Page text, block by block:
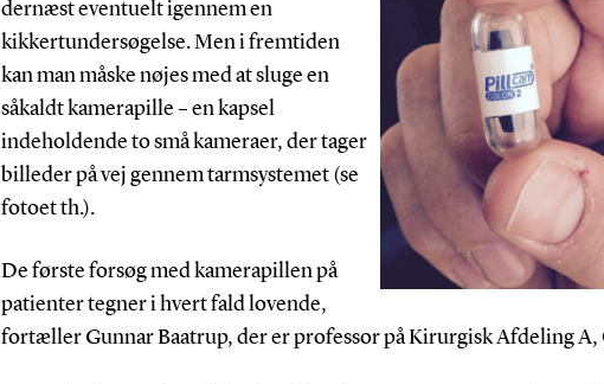
dernæst eventuelt igennem en
kikkertundersøgelse. Men i fremtiden
kan man måske nøjes med at sluge en
såkaldt kamerapille – en kapsel
indeholdende to små kameraer, der tager
billeder på vej gennem tarmsystemet (se
fotoet th.).
De første forsøg med kamerapillen på
patienter tegner i hvert fald lovende,
fortæller Gunnar Baatrup, der er professor på Kirurgisk Afdeling A,